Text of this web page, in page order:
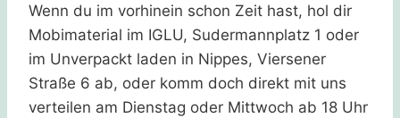
Wenn du im vorhinein schon Zeit hast, hol dir
Mobimaterial im IGLU, Sudermannplatz 1 oder
im Unverpackt laden in Nippes, Viersener
Straße 6 ab, oder komm doch direkt mit uns
verteilen am Dienstag oder Mittwoch ab 18 Uhr